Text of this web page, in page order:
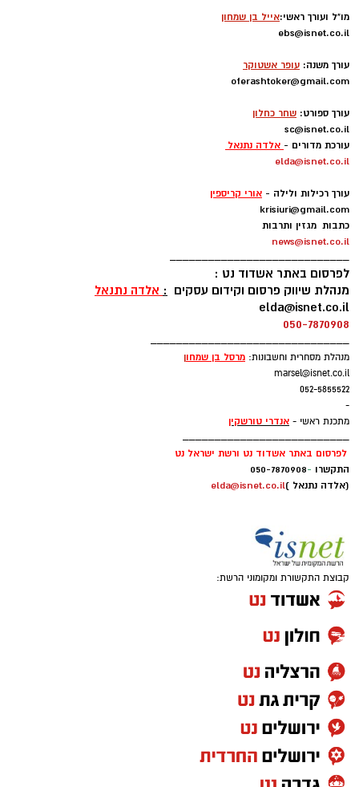
מו"ל ועורך ראשי:אייל בן שמחון
ebs@isnet.co.il
עורך משנה: עופר אשטוקר
oferashtoker@gmail.com
עורך ספורט: שחר כחלון
sc@isnet.co.il
עורכת מדורים - אלדה נתנאל
elda@isnet.co.il
עורך רכילות ולילה - אורי קריספין
krisiuri@gmail.com
כתבות מגזין ותרבות
news@isnet.co.il
____________________________
לפרסום באתר אשדוד נט :
מנהלת שיווק פרסום וקידום עסקים : אלדה נתנאל
elda@isnet.co.il
050-7870908
_______________________________
מנהלת מסחרית וחשבונות: מרסל בן שמחון
marsel@isnet.co.il
052-5855522
-
מתכנת ראשי - אנדרי טורשקין
__________________________
לפרסום באתר אשדוד נט ורשת ישראל נט
התקשרו -
050-7870908
(אלדה נתנאל )elda@isnet.co.il
קבוצת התקשורת ומקומוני הרשת: